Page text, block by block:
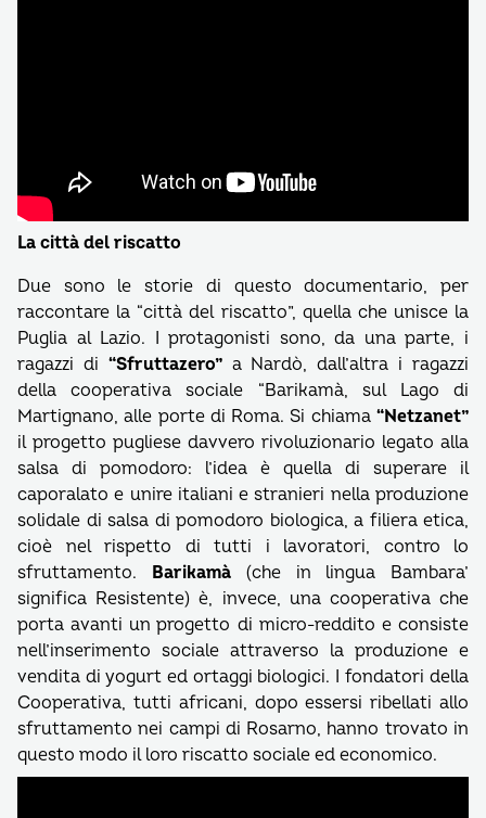
La città del riscatto
Due sono le storie di questo documentario, per
raccontare la “città del riscatto”, quella che unisce la
Puglia al Lazio. I protagonisti sono, da una parte, i
ragazzi di “Sfruttazero”a Nardò, dall’altra i ragazzi
della cooperativa sociale “Barikamà, sul Lago di
Martignano, alle porte di Roma. Si chiama “Netzanet”
il progetto pugliese davvero rivoluzionario legato alla
salsa di pomodoro: l’idea è quella di superare il
caporalato e unire italiani e stranieri nella produzione
solidale di salsa di pomodoro biologica, a filiera etica,
cioè nel rispetto di tutti i lavoratori, contro lo
sfruttamento. Barikamà (che in lingua Bambara’
significa Resistente) è, invece, una cooperativa che
porta avanti un progetto di micro-reddito e consiste
nell’inserimento sociale attraverso la produzione e
vendita di yogurt ed ortaggi biologici. I fondatori della
Cooperativa, tutti africani, dopo essersi ribellati allo
sfruttamento nei campi di Rosarno, hanno trovato in
questo modo il loro riscatto sociale ed economico.